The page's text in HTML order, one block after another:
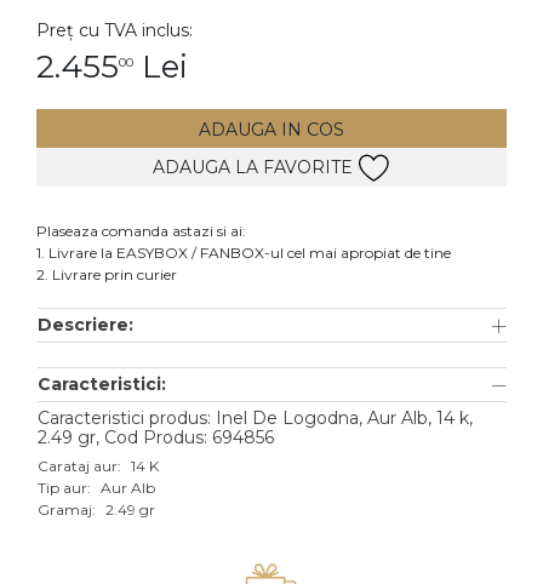
Cercei
Accesorii
Aur alb
Aur roz
Aur mixt
Preț cu TVA inclus:
2.45500 Lei
ADAUGA IN COS
ADAUGA LA FAVORITE
Plaseaza comanda astazi si ai:
1. Livrare la EASYBOX / FANBOX-ul cel mai apropiat de tine
2. Livrare prin curier
Descriere:
Caracteristici:
Caracteristici produs: Inel De Logodna, Aur Alb, 14 k,
2.49 gr, Cod Produs: 694856
Carataj aur: 14 K
Tip aur: Aur Alb
Gramaj: 2.49 gr